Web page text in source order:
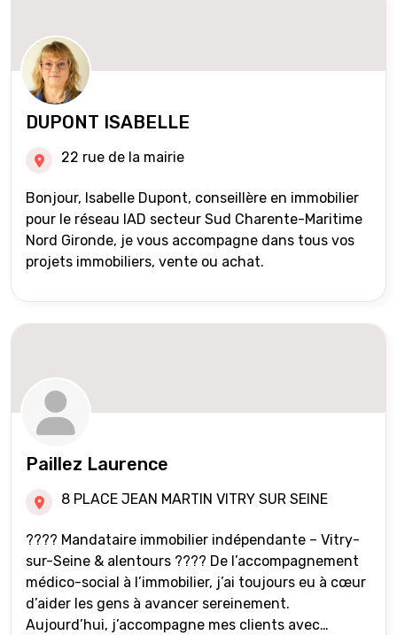
DUPONT ISABELLE
22 rue de la mairie
Bonjour, Isabelle Dupont, conseillère en immobilier
pour le réseau IAD secteur Sud Charente-Maritime
Nord Gironde, je vous accompagne dans tous vos
projets immobiliers, vente ou achat.
Paillez Laurence
8 PLACE JEAN MARTIN VITRY SUR SEINE
???? Mandataire immobilier indépendante – Vitry-
sur-Seine & alentours ???? De l’accompagnement
médico-social à l’immobilier, j’ai toujours eu à cœur
d’aider les gens à avancer sereinement.
Aujourd’hui, j’accompagne mes clients avec